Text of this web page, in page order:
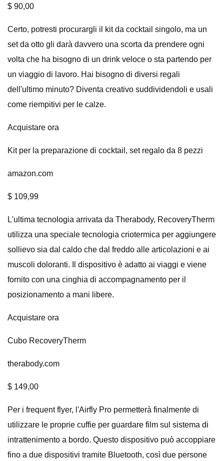
$ 90,00
Certo, potresti procurargli il kit da cocktail singolo, ma un
set da otto gli darà davvero una scorta da prendere ogni
volta che ha bisogno di un drink veloce o sta partendo per
un viaggio di lavoro. Hai bisogno di diversi regali
dell'ultimo minuto? Diventa creativo suddividendoli e usali
come riempitivi per le calze.
Acquistare ora
Kit per la preparazione di cocktail, set regalo da 8 pezzi
amazon.com
$ 109,99
L'ultima tecnologia arrivata da Therabody, RecoveryTherm
utilizza una speciale tecnologia criotermica per aggiungere
sollievo sia dal caldo che dal freddo alle articolazioni e ai
muscoli doloranti. Il dispositivo è adatto ai viaggi e viene
fornito con una cinghia di accompagnamento per il
posizionamento a mani libere.
Acquistare ora
Cubo RecoveryTherm
therabody.com
$ 149,00
Per i frequent flyer, l'Airfly Pro permetterà finalmente di
utilizzare le proprie cuffie per guardare film sul sistema di
intrattenimento a bordo. Questo dispositivo può accoppiare
fino a due dispositivi tramite Bluetooth, così due persone